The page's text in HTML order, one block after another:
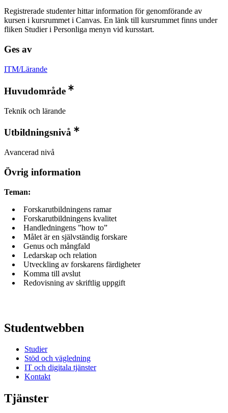
Registrerade studenter hittar information för genomförande av
kursen i kursrummet i Canvas. En länk till kursrummet finns under
fliken Studier i Personliga menyn vid kursstart.
Ges av
ITM/Lärande
Huvudområde
Teknik och lärande
Utbildningsnivå
Avancerad nivå
Övrig information
Teman:
Forskarutbildningens ramar
Forskarutbildningens kvalitet
Handledningens ”how to”
Målet är en självständig forskare
Genus och mångfald
Ledarskap och relation
Utveckling av forskarens färdigheter
Komma till avslut
Redovisning av skriftlig uppgift
Studentwebben
Studier
Stöd och vägledning
IT och digitala tjänster
Kontakt
Tjänster